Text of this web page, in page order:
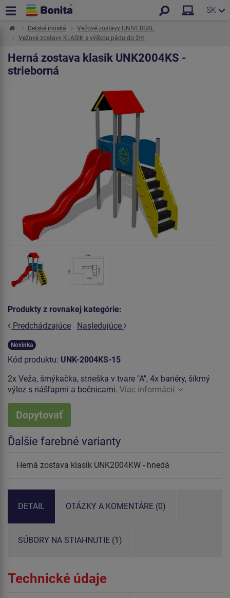
SK
Detské ihriská
Vežové zostavy UNIVERSAL
Vežové zostavy KLASIK s výškou pádu do 2m
Herná zostava klasik UNK2004KS -
strieborná
Produkty z rovnakej kategórie:
Predchádzajúce
Nasledujúce
Novinka
Kód produktu: UNK-2004KS-15
2x Veža, šmýkačka, strieška v tvare "A", 4x bariéry, šikmý
výlez s nášľapmi a bočnicami. Viac informácií
Dopytovať
Ďalšie farebné varianty
Herná zostava klasik UNK2004KW - hnedá
DETAIL OTÁZKY A KOMENTÁRE (0)
SÚBORY NA STIAHNUTIE (1)
Technické údaje